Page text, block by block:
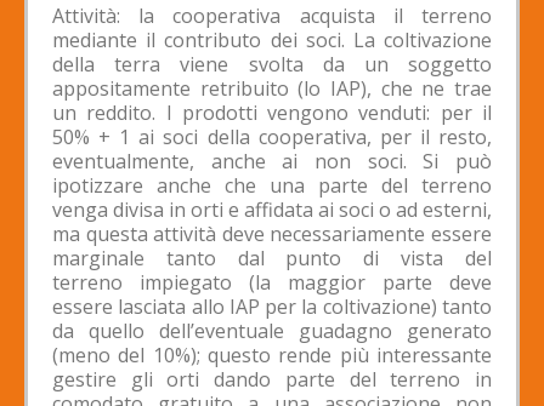
Attività: la cooperativa acquista il terreno
mediante il contributo dei soci. La coltivazione
della terra viene svolta da un soggetto
appositamente retribuito (lo IAP), che ne trae
un reddito. I prodotti vengono venduti: per il
50% + 1 ai soci della cooperativa, per il resto,
eventualmente, anche ai non soci. Si può
ipotizzare anche che una parte del terreno
venga divisa in orti e affidata ai soci o ad esterni,
ma questa attività deve necessariamente essere
marginale tanto dal punto di vista del
terreno impiegato (la maggior parte deve
essere lasciata allo IAP per la coltivazione) tanto
da quello dell’eventuale guadagno generato
(meno del 10%); questo rende più interessante
gestire gli orti dando parte del terreno in